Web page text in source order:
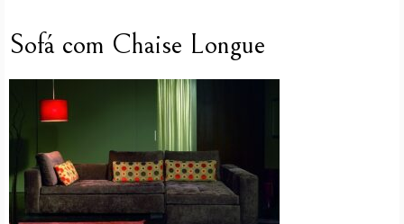
Sofá com Chaise Longue